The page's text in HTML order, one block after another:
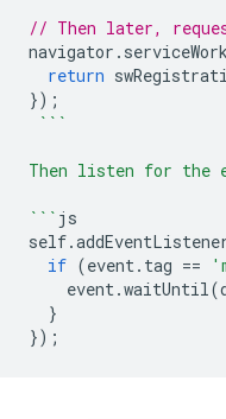
// Then later,
navigator .
return
});
```
Then listen for the
``` js
self.
if (event. tag ==
event.waitUntil(
}
});